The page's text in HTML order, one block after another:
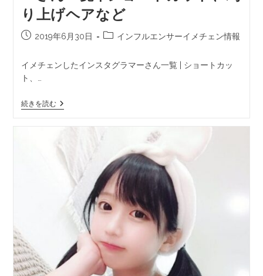
り上げヘアなど
2019年6月30日 インフルエンサーイメチェン情報
イメチェンしたインスタグラマーさん一覧 | ショートカッ
ト、…
続きを読む